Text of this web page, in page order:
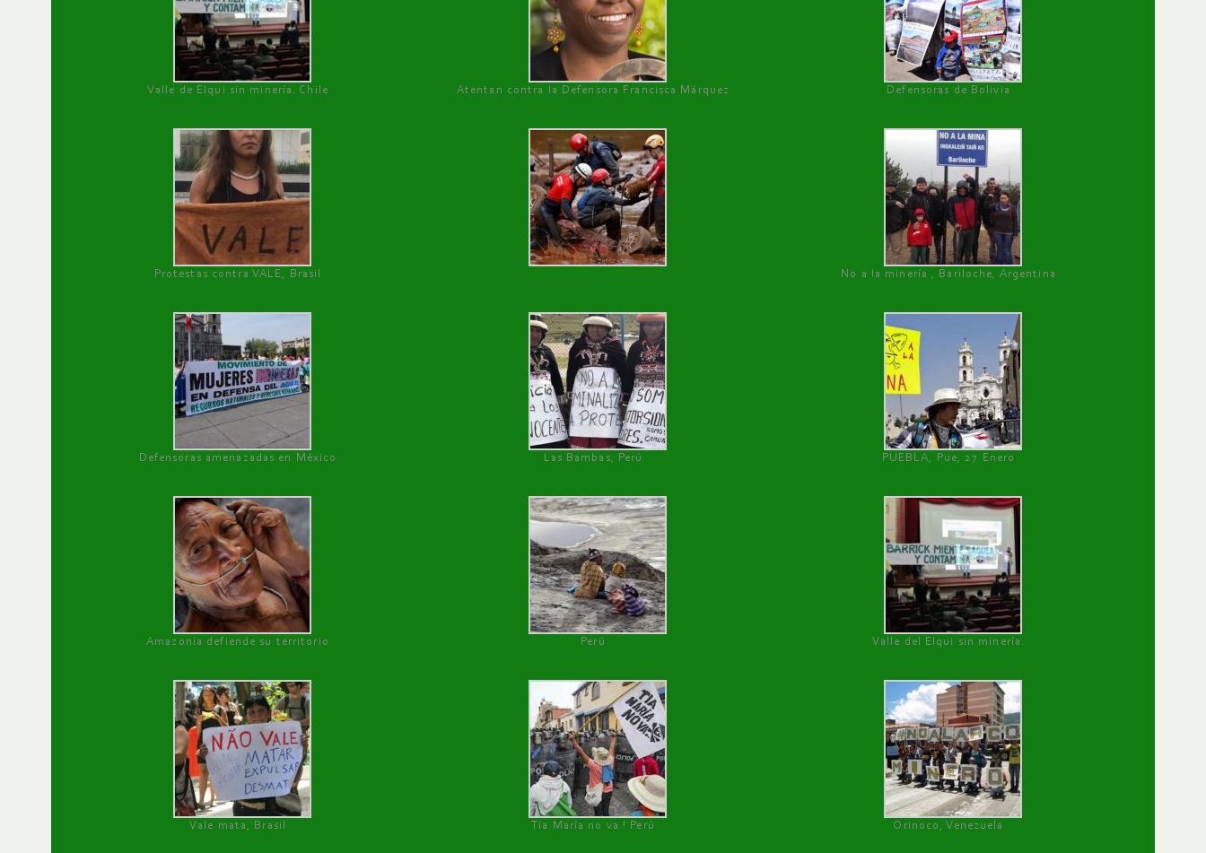
Valle de Elqui sin minería. Chile Atentan contra la Defensora Francisca Márquez Defensoras de Bolivia
Protestas contra VALE, Brasil No a la minería , Bariloche, Argentina
Defensoras amenazadas en México Las Bambas, Perú PUEBLA, Pue, 27 Enero
Amazonía defiende su territorio Perú Valle del Elqui sin minería.
Vale mata, Brasil Tía María no va ! Perú Orinoco, Venezuela